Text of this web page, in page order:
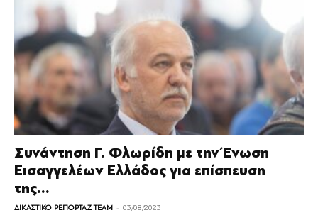
Συνάντηση Γ. Φλωρίδη με την Ένωση
Εισαγγελέων Ελλάδος για επίσπευση
της...
ΔΙΚΑΣΤΙΚΟ ΡΕΠΟΡΤΑΖ TEAM - 03/08/2023